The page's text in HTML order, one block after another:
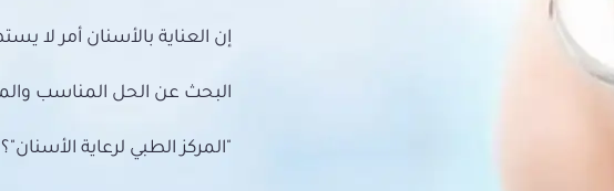
إن العناية بالأسنان أمر لا
البحث عن الحل المناسب
"المركز الطبي لرعاية الأسنان"؟